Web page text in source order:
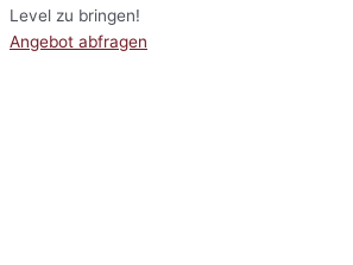
Level zu bringen!
Angebot abfragen